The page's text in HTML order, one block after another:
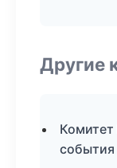
Другие
события